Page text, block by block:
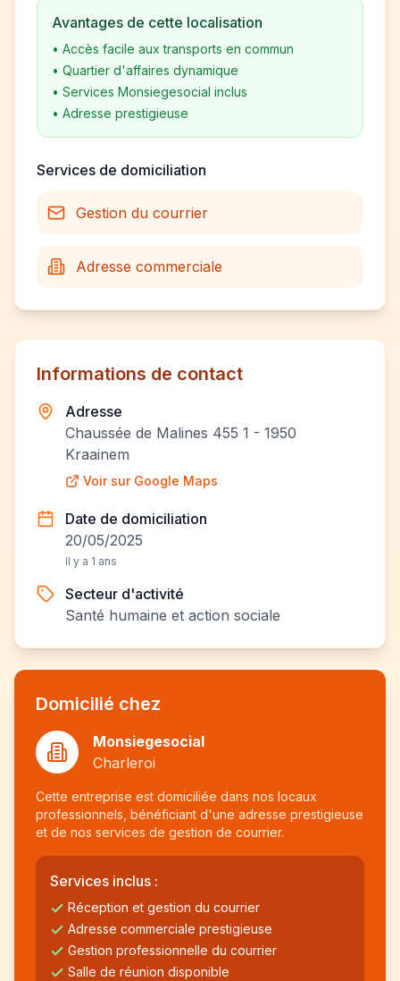
Avantages de cette localisation
• Accès facile aux transports en commun
• Quartier d'affaires dynamique
• Services Monsiegesocial inclus
• Adresse prestigieuse
Services de domiciliation
Gestion du courrier
Adresse commerciale
Informations de contact
Adresse
Chaussée de Malines 455 1 - 1950
Kraainem
Voir sur Google Maps
Date de domiciliation
20/05/2025
Il y a 1 ans
Secteur d'activité
Santé humaine et action sociale
Domicilié chez
Monsiegesocial
Charleroi
Cette entreprise est domiciliée dans nos locaux
professionnels, bénéficiant d'une adresse prestigieuse
et de nos services de gestion de courrier.
Services inclus :
Réception et gestion du courrier
Adresse commerciale prestigieuse
Gestion professionnelle du courrier
Salle de réunion disponible